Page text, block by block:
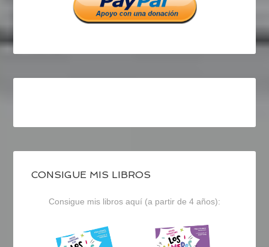
CONSIGUE MIS LIBROS
Consigue mis libros aquí (a partir de 4 años):